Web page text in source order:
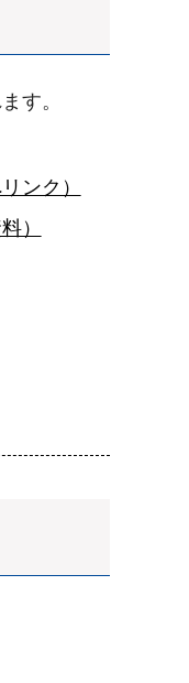
す。
ンク）
）